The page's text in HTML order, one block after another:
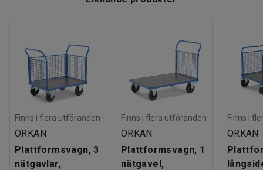
Finns i flera utföranden
ORKAN
Plattformsvagn, 3
nätgavlar,
Finns i flera utföranden
ORKAN
Plattformsvagn, 1
nätgavel,
Finns i
ORKAN